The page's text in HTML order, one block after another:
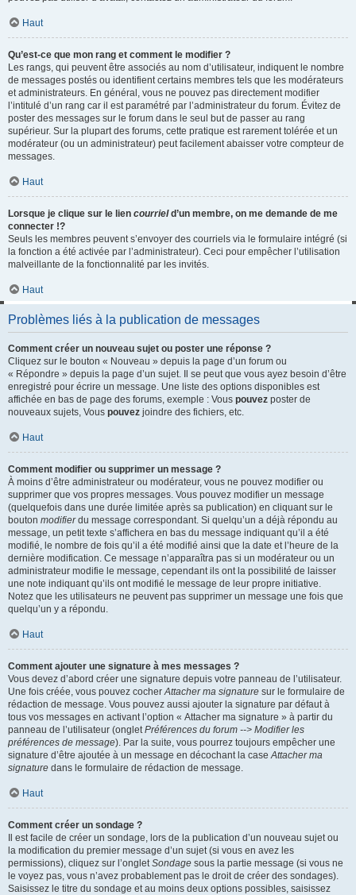
Haut
Qu’est-ce que mon rang et comment le modifier ?
Les rangs, qui peuvent être associés au nom d’utilisateur, indiquent le nombre
de messages postés ou identifient certains membres tels que les modérateurs
et administrateurs. En général, vous ne pouvez pas directement modifier
l’intitulé d’un rang car il est paramétré par l’administrateur du forum. Évitez de
poster des messages sur le forum dans le seul but de passer au rang
supérieur. Sur la plupart des forums, cette pratique est rarement tolérée et un
modérateur (ou un administrateur) peut facilement abaisser votre compteur de
messages.
Haut
Lorsque je clique sur le lien courrield’un membre, on me demande de me
connecter !?
Seuls les membres peuvent s’envoyer des courriels via le formulaire intégré (si
la fonction a été activée par l’administrateur). Ceci pour empêcher l’utilisation
malveillante de la fonctionnalité par les invités.
Haut
Problèmes liés à la publication de messages
Comment créer un nouveau sujet ou poster une réponse ?
Cliquez sur le bouton « Nouveau » depuis la page d’un forum ou
« Répondre » depuis la page d’un sujet. Il se peut que vous ayez besoin d’être
enregistré pour écrire un message. Une liste des options disponibles est
affichée en bas de page des forums, exemple : Vous pouvez poster de
nouveaux sujets, Vous pouvez joindre des fichiers, etc.
Haut
Comment modifier ou supprimer un message ?
À moins d’être administrateur ou modérateur, vous ne pouvez modifier ou
supprimer que vos propres messages. Vous pouvez modifier un message
(quelquefois dans une durée limitée après sa publication) en cliquant sur le
bouton modifierdu message correspondant. Si quelqu’un a déjà répondu au
message, un petit texte s’affichera en bas du message indiquant qu’il a été
modifié, le nombre de fois qu’il a été modifié ainsi que la date et l’heure de la
dernière modification. Ce message n’apparaîtra pas si un modérateur ou un
administrateur modifie le message, cependant ils ont la possibilité de laisser
une note indiquant qu’ils ont modifié le message de leur propre initiative.
Notez que les utilisateurs ne peuvent pas supprimer un message une fois que
quelqu’un y a répondu.
Haut
Comment ajouter une signature à mes messages ?
Vous devez d’abord créer une signature depuis votre panneau de l’utilisateur.
Une fois créée, vous pouvez cocherAttacher ma signature sur le formulaire de
rédaction de message. Vous pouvez aussi ajouter la signature par défaut à
tous vos messages en activant l’option « Attacher ma signature » à partir du
panneau de l’utilisateur (ongletPréférences du forum --> Modifier les
préférences de message). Par la suite, vous pourrez toujours empêcher une
signature d’être ajoutée à un message en décochant la caseAttacher ma
signature dans le formulaire de rédaction de message.
Haut
Comment créer un sondage ?
Il est facile de créer un sondage, lors de la publication d’un nouveau sujet ou
la modification du premier message d’un sujet (si vous en avez les
permissions), cliquez sur l’ongletSondage sous la partie message (si vous ne
le voyez pas, vous n’avez probablement pas le droit de créer des sondages).
Saisissez le titre du sondage et au moins deux options possibles, saisissez